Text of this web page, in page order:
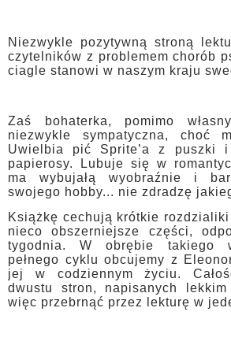
Niezwykle pozytywną stroną
czytelników z problemem chorób
ciagle stanowi w naszym kraju
Zaś bohaterka, pomimo
niezwykle sympatyczna, choć
Uwielbia pić Sprite’a z puszki
papierosy. Lubuje się w
ma wybujałą wyobraźnie i
swojego hobby... nie zdradzę
Książkę cechują krótkie rozdzialiki
nieco obszerniejsze części,
tygodnia. W obrębie takiego
pełnego cyklu obcujemy z
jej w codziennym życiu.
dwustu stron, napisanych
więc przebrnąć przez lekturę w